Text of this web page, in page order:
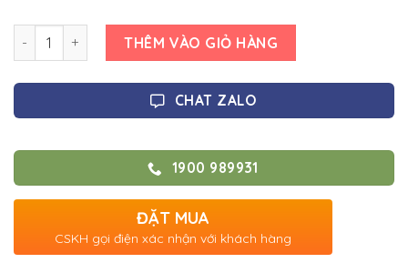
Số lượng THÊM VÀO GIỎ HÀNG
CHAT ZALO
1900 989931
ĐẶT MUA
CSKH gọi điện xác nhận với khách hàng